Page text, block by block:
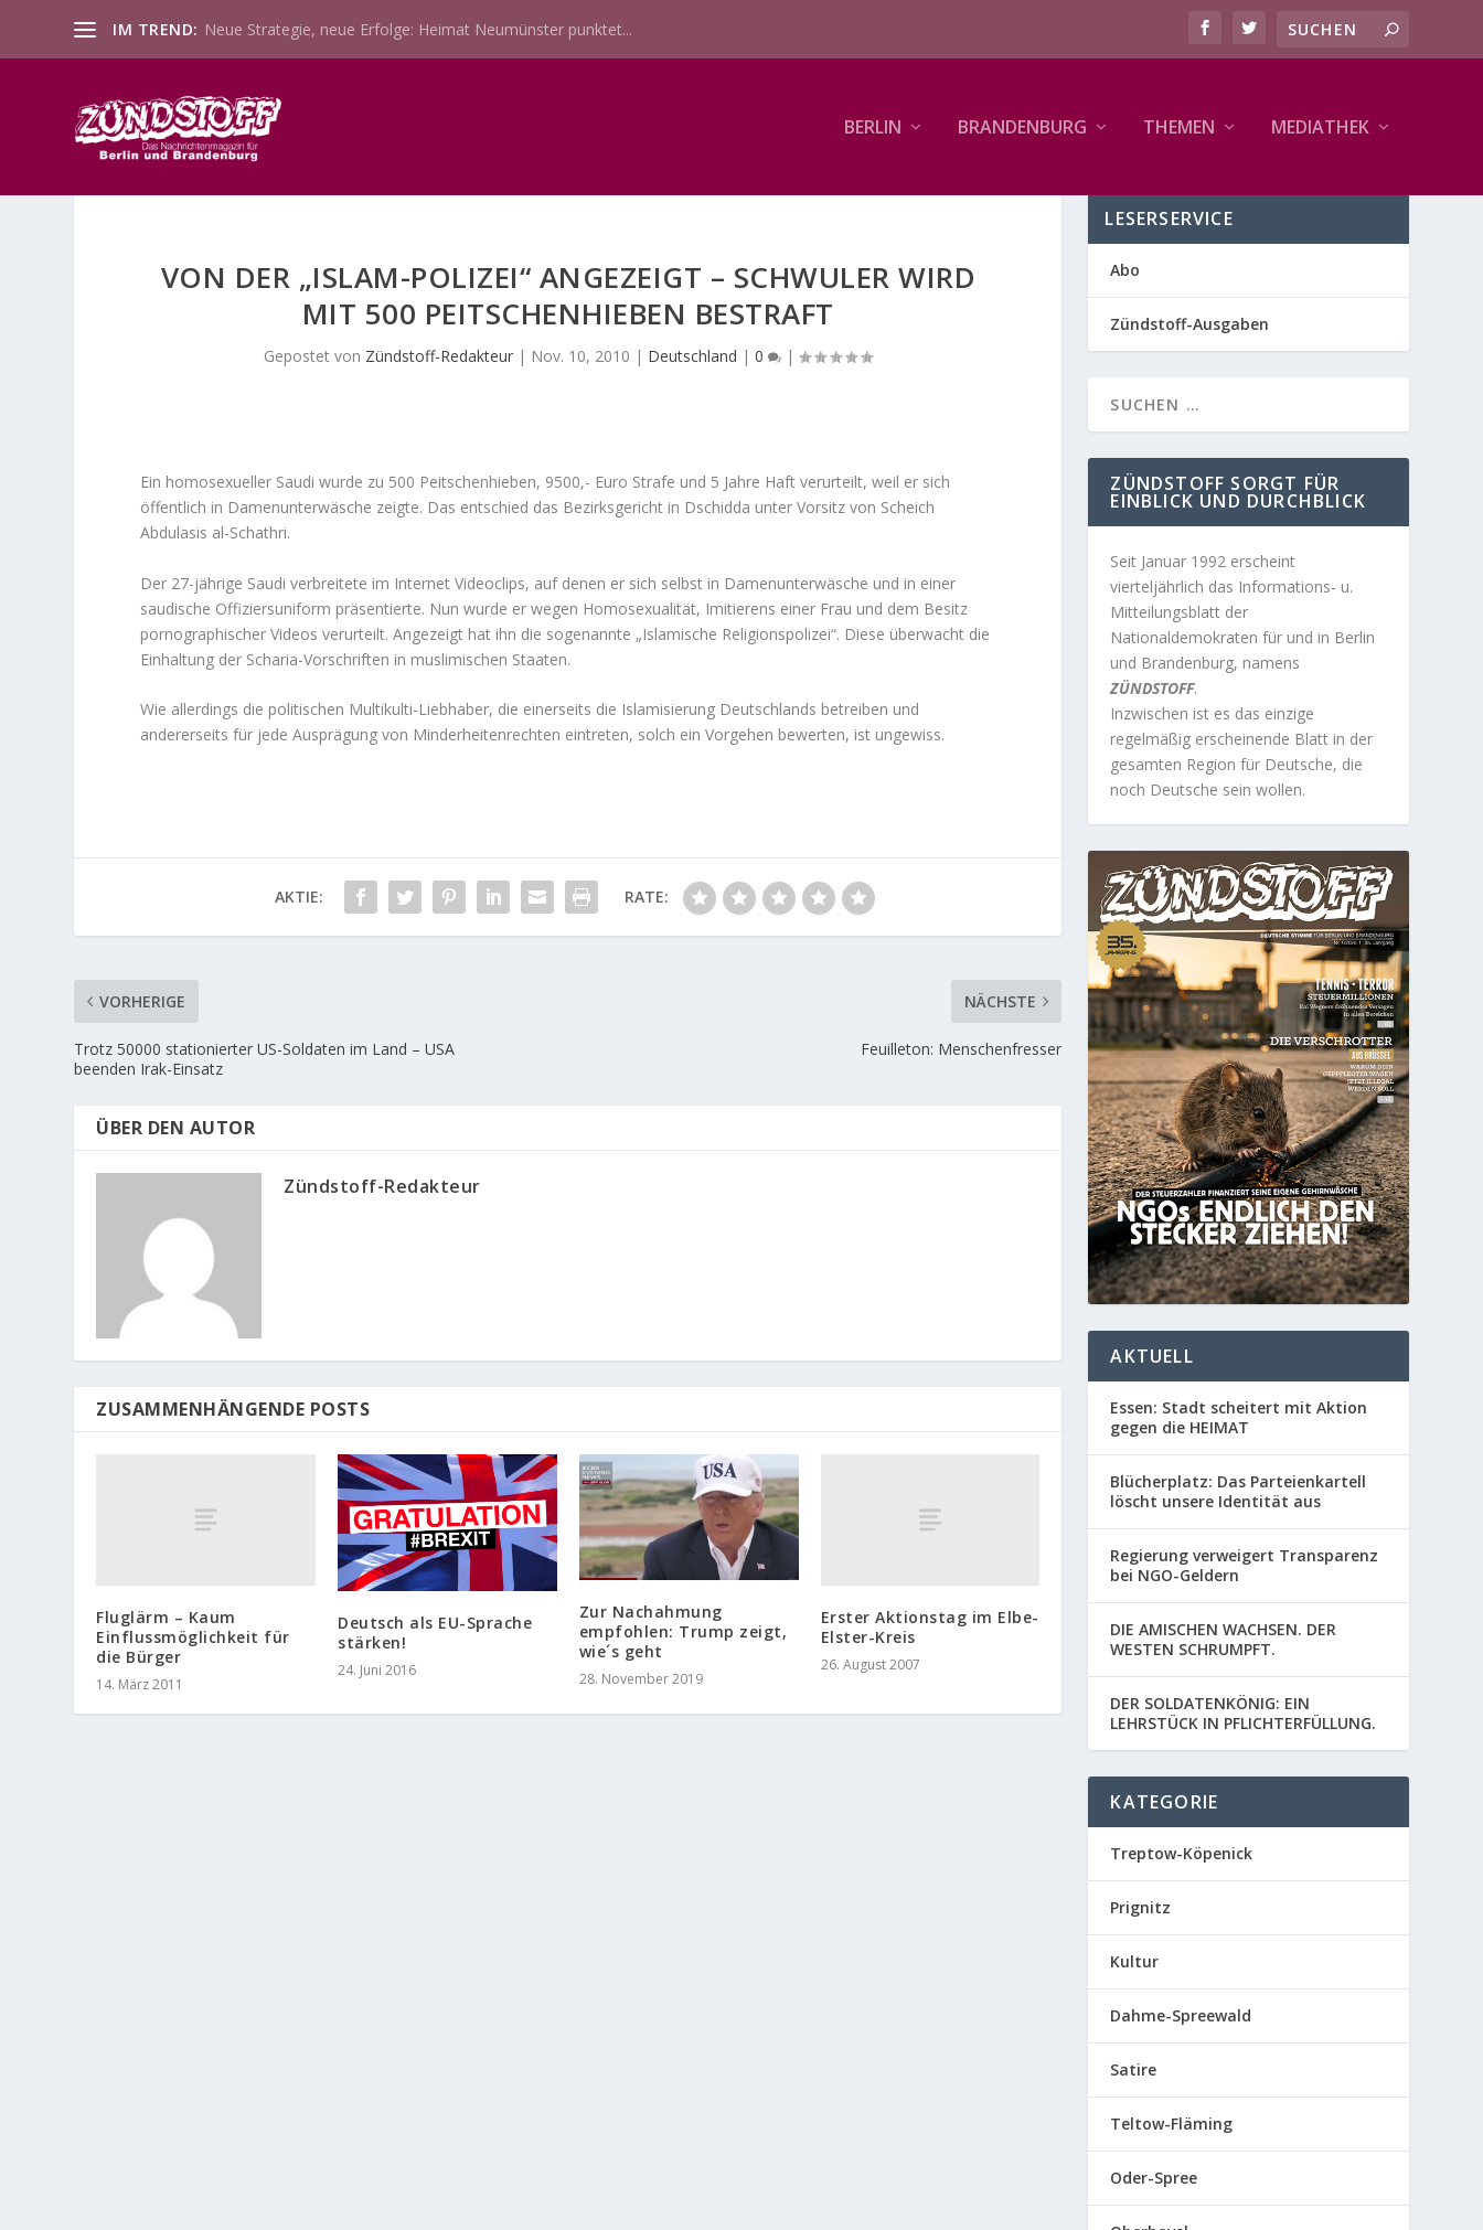
IM TREND: Neue Strategie, neue Erfolge: Heimat Neumünster punktet...
BERLIN BRANDENBURG THEMEN MEDIATHEK
VON DER „ISLAM-POLIZEI“ ANGEZEIGT – SCHWULER WIRD
MIT 500 PEITSCHENHIEBEN BESTRAFT
Gepostet von Zündstoff-Redakteur | Nov. 10, 2010 | Deutschland |0 |
Ein homosexueller Saudi wurde zu 500 Peitschenhieben, 9500,- Euro Strafe und 5 Jahre Haft verurteilt, weil er sich
öffentlich in Damenunterwäsche zeigte. Das entschied das Bezirksgericht in Dschidda unter Vorsitz von Scheich
Abdulasis al-Schathri.
Der 27-jährige Saudi verbreitete im Internet Videoclips, auf denen er sich selbst in Damenunterwäsche und in einer
saudische Offiziersuniform präsentierte. Nun wurde er wegen Homosexualität, Imitierens einer Frau und dem Besitz
pornographischer Videos verurteilt. Angezeigt hat ihn die sogenannte „Islamische Religionspolizei“. Diese überwacht die
Einhaltung der Scharia-Vorschriften in muslimischen Staaten.
Wie allerdings die politischen Multikulti-Liebhaber, die einerseits die Islamisierung Deutschlands betreiben und
andererseits für jede Ausprägung von Minderheitenrechten eintreten, solch ein Vorgehen bewerten, ist ungewiss.
AKTIE: RATE:
VORHERIGE
Trotz 50000 stationierter US-Soldaten im Land – USA
beenden Irak-Einsatz
NÄCHSTE
Feuilleton: Menschenfresser
ÜBER DEN AUTOR
Zündstoff-Redakteur
ZUSAMMENHÄNGENDE POSTS
Fluglärm – Kaum
Einflussmöglichkeit für
die Bürger
14. März 2011
Deutsch als EU-Sprache
stärken!
24. Juni 2016
Zur Nachahmung
empfohlen: Trump zeigt,
wie´s geht
28. November 2019
Erster Aktionstag im Elbe-
Elster-Kreis
26. August 2007
LESERSERVICE
Abo
Zündstoff-Ausgaben
ZÜNDSTOFF SORGT FÜR
EINBLICK UND DURCHBLICK
Seit Januar 1992 erscheint
vierteljährlich das Informations- u.
Mitteilungsblatt der
Nationaldemokraten für und in Berlin
und Brandenburg, namens
ZÜNDSTOFF.
Inzwischen ist es das einzige
regelmäßig erscheinende Blatt in der
gesamten Region für Deutsche, die
noch Deutsche sein wollen.
AKTUELL
Essen: Stadt scheitert mit Aktion
gegen die HEIMAT
Blücherplatz: Das Parteienkartell
löscht unsere Identität aus
Regierung verweigert Transparenz
bei NGO-Geldern
DIE AMISCHEN WACHSEN. DER
WESTEN SCHRUMPFT.
DER SOLDATENKÖNIG: EIN
LEHRSTÜCK IN PFLICHTERFÜLLUNG.
KATEGORIE
Treptow-Köpenick
Prignitz
Kultur
Dahme-Spreewald
Satire
Teltow-Fläming
Oder-Spree